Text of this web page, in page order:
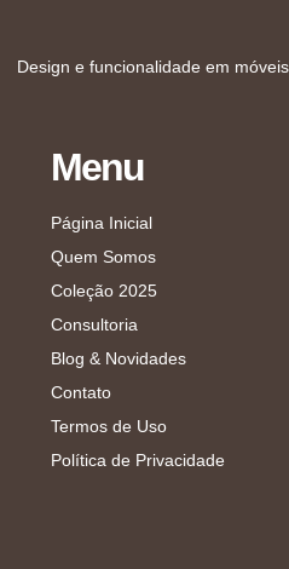
Design e funcionalidade em
Menu
Página Inicial
Quem Somos
Coleção 2025
Consultoria
Blog & Novidades
Contato
Termos de Uso
Política de Privacidade